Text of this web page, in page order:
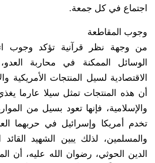
اجتماع في كل جمعة.
وجوب المقاطعة
من وجهة نظر قرآنية تؤكد وجوب
الوسائل الممكنة في محاربة
الاقتصادية لسيل المنتجات الأمريكية
أن هذه المنتجات تمثل سيلا عارما
والإسلامية، فإنها تعود بسيل من
تخدم أمريكا وإسرائيل في حربهما
والمسلمين، لذلك يبين الشهيد
الدين الحوثي، رضوان الله عليه، أن